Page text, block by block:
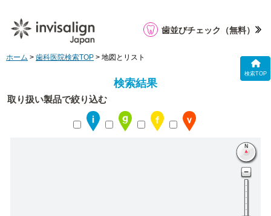
検索TOP
歯並びチェック （無料）
ホーム > 歯科医院検索TOP > 地図とリスト
検索結果
取り扱い製品で絞り込む